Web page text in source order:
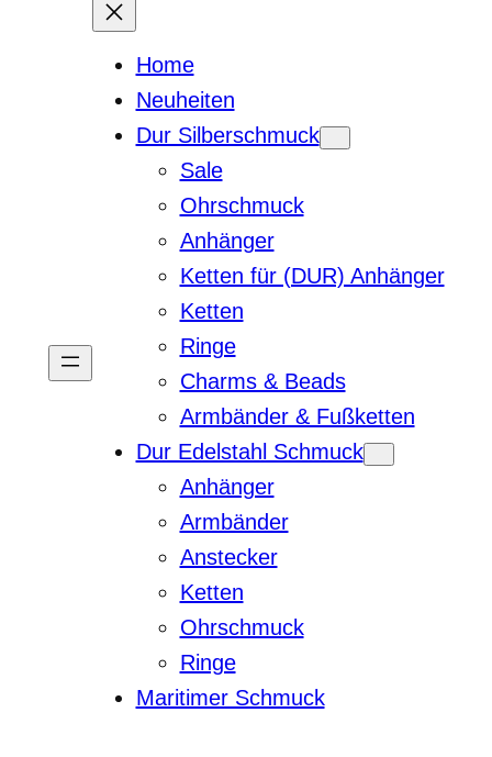
Home
Neuheiten
Dur Silberschmuck
Sale
Ohrschmuck
Anhänger
Ketten für (DUR) Anhänger
Ketten
Ringe
Charms & Beads
Armbänder & Fußketten
Dur Edelstahl Schmuck
Anhänger
Armbänder
Anstecker
Ketten
Ohrschmuck
Ringe
Maritimer Schmuck